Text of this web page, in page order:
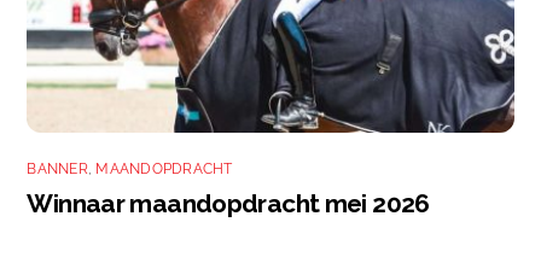
BANNER MAANDOPDRACHT
Winnaar maandopdracht mei 2026